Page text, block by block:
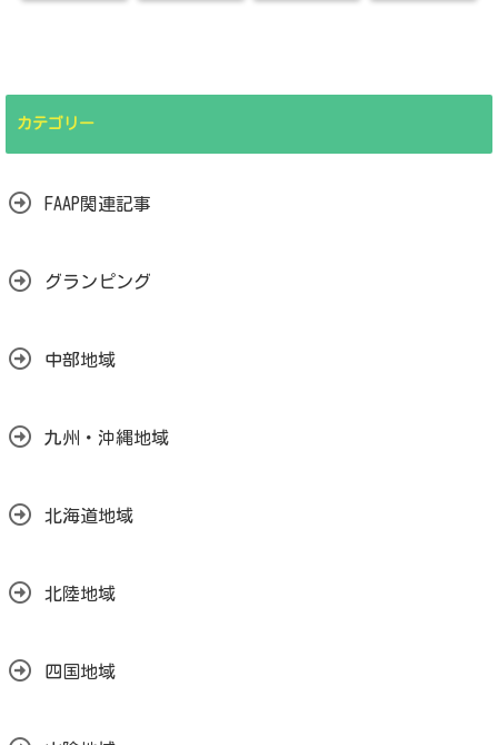
カテゴリー
FAAP関連記事
グランピング
中部地域
九州・沖縄地域
北海道地域
北陸地域
四国地域